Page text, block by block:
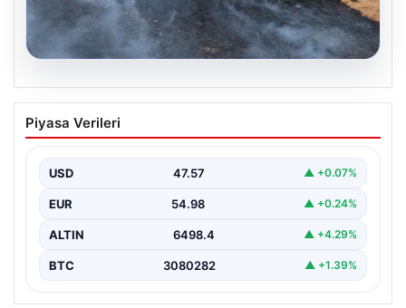
Tunceli’de otluk alandan ormana
sıçrayan yangın söndürüldü
Piyasa Verileri
USD 47.57 ▲ +0.07%
EUR 54.98 ▲ +0.24%
ALTIN 6498.4 ▲ +4.29%
BTC 3080282 ▲ +1.39%